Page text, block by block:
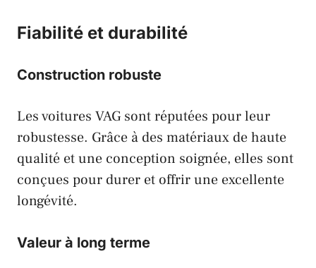
Fiabilité et durabilité
Construction robuste
Les voitures VAG sont réputées pour leur
robustesse. Grâce à des matériaux de haute
qualité et une conception soignée, elles sont
conçues pour durer et offrir une excellente
longévité.
Valeur à long terme